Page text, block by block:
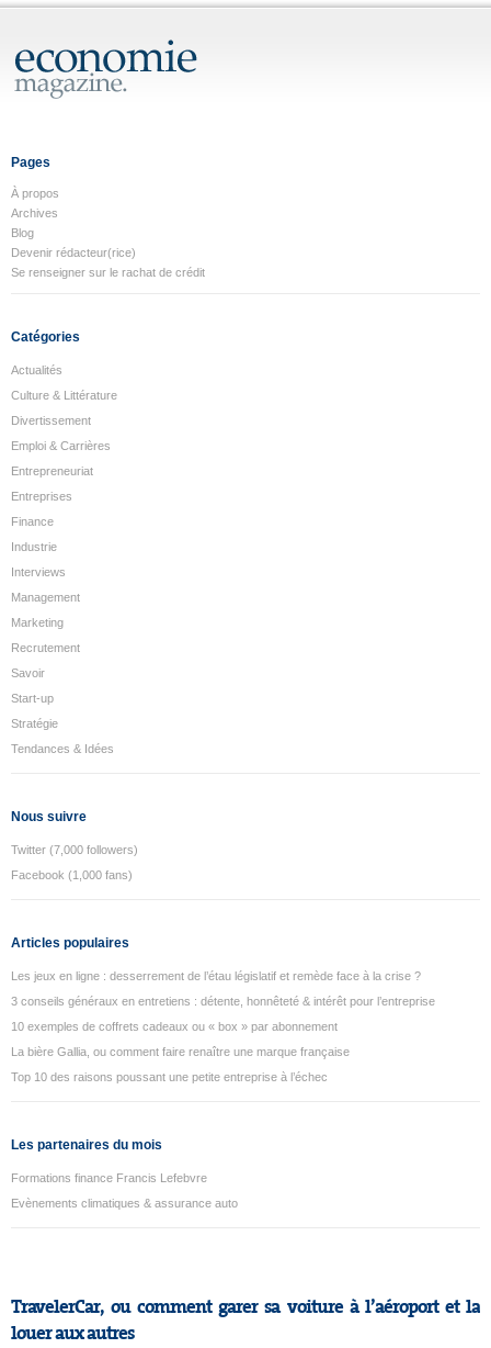
Pages
À propos
Archives
Blog
Devenir rédacteur(rice)
Se renseigner sur le rachat de crédit
Catégories
Actualités
Culture & Littérature
Divertissement
Emploi & Carrières
Entrepreneuriat
Entreprises
Finance
Industrie
Interviews
Management
Marketing
Recrutement
Savoir
Start-up
Stratégie
Tendances & Idées
Nous suivre
Twitter (7,000 followers)
Facebook (1,000 fans)
Articles populaires
Les jeux en ligne : desserrement de l’étau législatif et remède face à la crise ?
3 conseils généraux en entretiens : détente, honnêteté & intérêt pour l’entreprise
10 exemples de coffrets cadeaux ou « box » par abonnement
La bière Gallia, ou comment faire renaître une marque française
Top 10 des raisons poussant une petite entreprise à l’échec
Les partenaires du mois
Formations finance Francis Lefebvre
Evènements climatiques & assurance auto
TravelerCar, ou comment garer sa voiture à l’aéroport et la
louer aux autres